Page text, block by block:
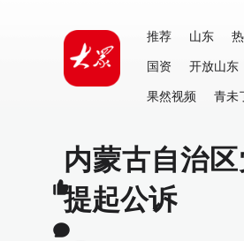
推荐 山东
国资
开放山东
果然视频
青未
内蒙古自治
提起公诉